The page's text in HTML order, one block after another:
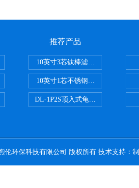
推荐产品
10英寸3芯钛棒滤芯过滤器
10英寸1芯不锈钢钛棒过滤器
DL-1P2S顶入式龟背过滤器
伦环保科技有限公司 版权所有 技术支持：